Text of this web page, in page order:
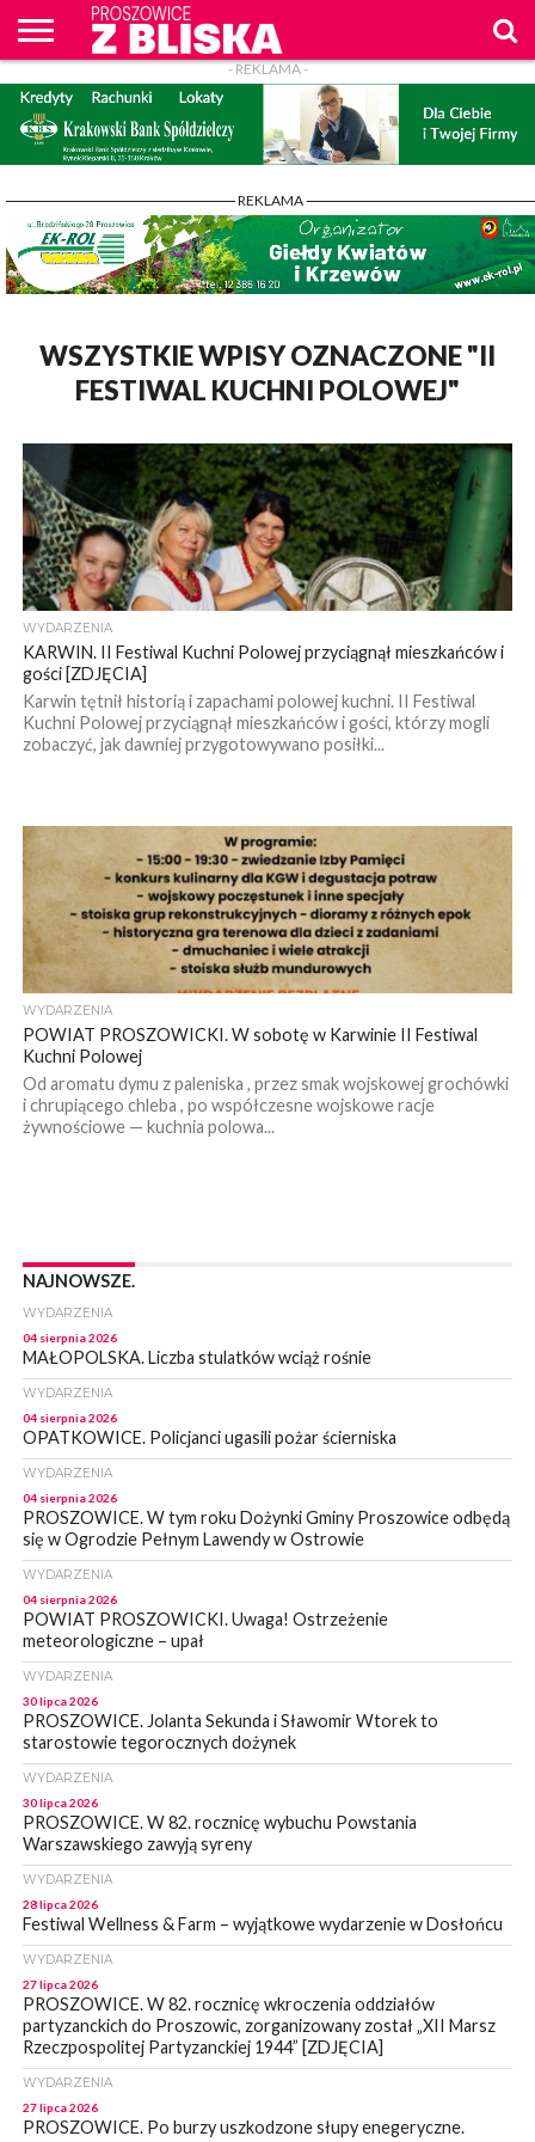
O
NAS
WIADOMOŚCI
ZAPYTAM
WPROST
CENNIK
REKLAM
PROSZOWICE
Z BLISKA
KONTAKT
- REKLAMA -
- REKLAMA -
WSZYSTKIE WPISY OZNACZONE "II
FESTIWAL KUCHNI POLOWEJ"
WYDARZENIA
KARWIN. II Festiwal Kuchni Polowej przyciągnął mieszkańców i
gości [ZDJĘCIA]
Karwin tętnił historią i zapachami polowej kuchni. II Festiwal
Kuchni Polowej przyciągnął mieszkańców i gości, którzy mogli
zobaczyć, jak dawniej przygotowywano posiłki...
WYDARZENIA
POWIAT PROSZOWICKI. W sobotę w Karwinie II Festiwal
Kuchni Polowej
Od aromatu dymu z paleniska , przez smak wojskowej grochówki
i chrupiącego chleba , po współczesne wojskowe racje
żywnościowe — kuchnia polowa...
NAJNOWSZE.
WYDARZENIA
04 sierpnia 2026
MAŁOPOLSKA. Liczba stulatków wciąż rośnie
WYDARZENIA
04 sierpnia 2026
OPATKOWICE. Policjanci ugasili pożar ścierniska
WYDARZENIA
04 sierpnia 2026
PROSZOWICE. W tym roku Dożynki Gminy Proszowice odbędą
się w Ogrodzie Pełnym Lawendy w Ostrowie
WYDARZENIA
04 sierpnia 2026
POWIAT PROSZOWICKI. Uwaga! Ostrzeżenie
meteorologiczne – upał
WYDARZENIA
30 lipca 2026
PROSZOWICE. Jolanta Sekunda i Sławomir Wtorek to
starostowie tegorocznych dożynek
WYDARZENIA
30 lipca 2026
PROSZOWICE. W 82. rocznicę wybuchu Powstania
Warszawskiego zawyją syreny
WYDARZENIA
28 lipca 2026
Festiwal Wellness & Farm – wyjątkowe wydarzenie w Dosłońcu
WYDARZENIA
27 lipca 2026
PROSZOWICE. W 82. rocznicę wkroczenia oddziałów
partyzanckich do Proszowic, zorganizowany został „XII Marsz
Rzeczpospolitej Partyzanckiej 1944” [ZDJĘCIA]
WYDARZENIA
27 lipca 2026
PROSZOWICE. Po burzy uszkodzone słupy enegeryczne.